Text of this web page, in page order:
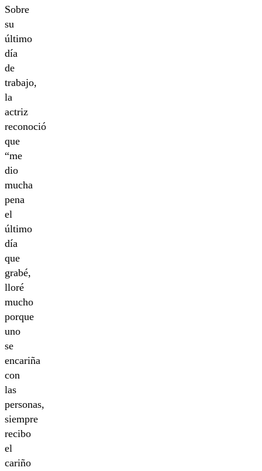
Sobre
su
último
día
de
trabajo,
la
actriz
reconoció
que
“me
dio
mucha
pena
el
último
día
que
grabé,
lloré
mucho
porque
uno
se
encariña
con
las
personas,
siempre
recibo
el
cariño